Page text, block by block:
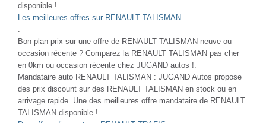
disponible !
Les meilleures offres sur RENAULT TALISMAN
Bon plan prix sur une offre de RENAULT TALISMAN neuve ou
occasion récente ? Comparez la RENAULT TALISMAN pas cher
en 0km ou occasion récente chez JUGAND autos !.
Mandataire auto RENAULT TALISMAN : JUGAND Autos propose
des prix discount sur des RENAULT TALISMAN en stock ou en
arrivage rapide. Une des meilleures offre mandataire de RENAULT
TALISMAN disponible !